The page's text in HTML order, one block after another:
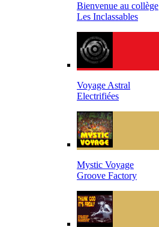
Bienvenue au collège
Les Inclassables
Voyage Astral
Electrifiées
Mystic Voyage
Groove Factory